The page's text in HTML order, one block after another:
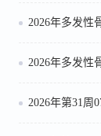
2026年多发性骨髓瘤
2026年多发性骨髓
2026年第31周